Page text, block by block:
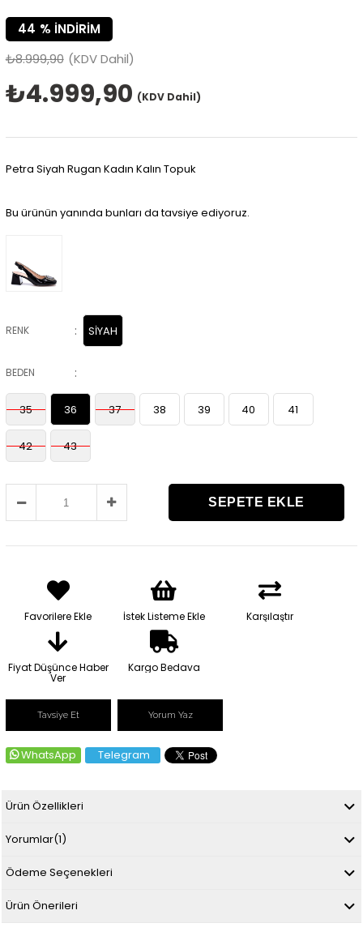
%
44
İNDIRIM
₺8.999,90 (KDV Dahil)
₺4.999,90 (KDV Dahil)
Petra Siyah Rugan Kadın Kalın Topuk
Bu ürünün yanında bunları da tavsiye ediyoruz.
RENK : SİYAH
BEDEN :
35 36 37 38 39 40 41
42 43
Favorilere Ekle İstek Listeme Ekle Karşılaştır
Fiyat Düşünce Haber
Ver
Kargo Bedava
Tavsiye Et Yorum Yaz
WhatsApp Telegram
Ürün Özellikleri
Yorumlar(1)
Ödeme Seçenekleri
Ürün Önerileri